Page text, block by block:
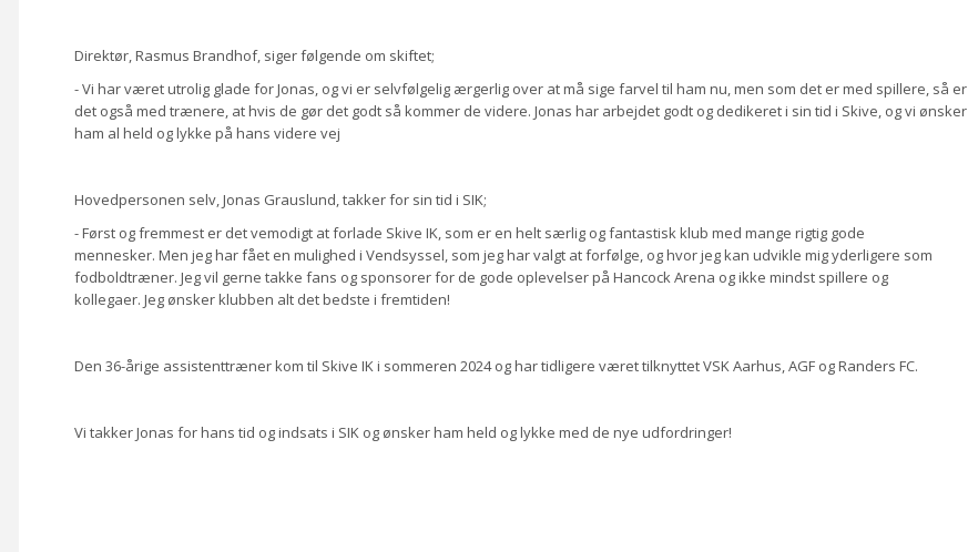
Direktør, Rasmus Brandhof, siger følgende om skiftet;
- Vi har været utrolig glade for Jonas, og vi er selvfølgelig ærgerlig over at må sige farvel til ham nu, men som det er med spillere, så er
det også med trænere, at hvis de gør det godt så kommer de videre. Jonas har arbejdet godt og dedikeret i sin tid i Skive, og vi ønsker
ham al held og lykke på hans videre vej
Hovedpersonen selv, Jonas Grauslund, takker for sin tid i SIK;
- Først og fremmest er det vemodigt at forlade Skive IK, som er en helt særlig og fantastisk klub med mange rigtig gode
mennesker. Men jeg har fået en mulighed i Vendsyssel, som jeg har valgt at forfølge, og hvor jeg kan udvikle mig yderligere som
fodboldtræner. Jeg vil gerne takke fans og sponsorer for de gode oplevelser på Hancock Arena og ikke mindst spillere og
kollegaer. Jeg ønsker klubben alt det bedste i fremtiden!
Den 36-årige assistenttræner kom til Skive IK i sommeren 2024 og har tidligere været tilknyttet VSK Aarhus, AGF og Randers FC.
Vi takker Jonas for hans tid og indsats i SIK og ønsker ham held og lykke med de nye udfordringer!